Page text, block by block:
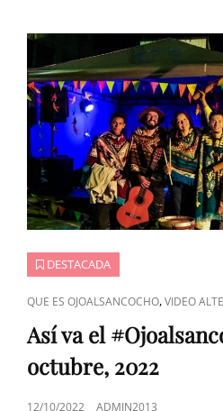
DESTACADA
ENLACES
DE
CATEGORÍAS
QUE ES OJOALSANCOCHO,VIDEO
Así va el
octubre, 2022
PUBLICADO
12/10/2022 ADMIN2013